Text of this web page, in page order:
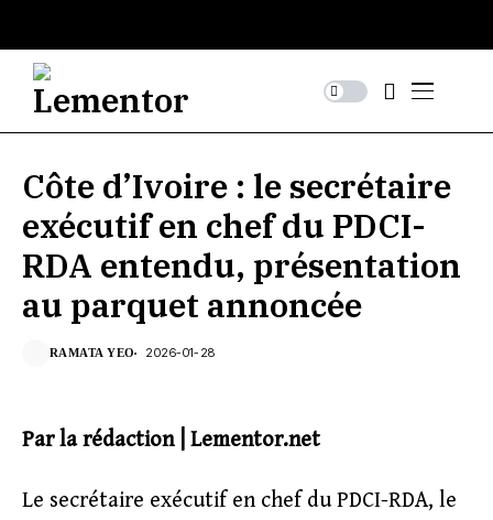
Côte d’Ivoire : le secrétaire
exécutif en chef du PDCI-
RDA entendu, présentation
au parquet annoncée
RAMATA YEO 2026-01-28
Par la rédaction | Lementor.net
Le secrétaire exécutif en chef du PDCI-RDA, le